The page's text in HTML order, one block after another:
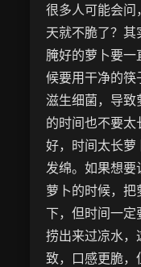
很多人可能会
天就不脆了？其
腌好的萝卜要
候要用干净的
滋生细菌，导
的时间也不要
好，时间太长
发绵。如果想
萝卜的时候，
下，但时间一
捞出来过凉水
致，口感更脆